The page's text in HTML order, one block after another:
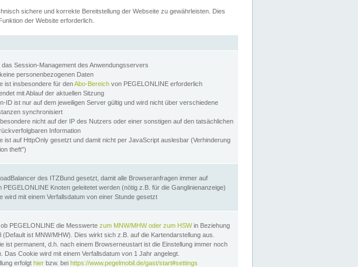
sichere und korrekte Bereitstellung der Webseite zu gewährleisten. Dies
der Website erforderlich.
das Session-Management des Anwendungsservers
personenbezogenen Daten
ist insbesondere für denAbo-Bereich von PEGELONLINE erforderlich
mit Ablauf der aktuellen Sitzung
ID ist nur auf dem jeweiligen Server gültig und wird nicht über verschiedene
synchronisiert
nicht auf der IP des Nutzers oder einer sonstigen auf den tatsächlichen
Information
ist auf HttpOnly gesetzt und damit nicht per JavaScript auslesbar (Verhinderung
theft")
des ITZBund gesetzt, damit alle Browseranfragen immer auf
PEGELONLINE Knoten geleitetet werden (nötig z.B. für die Ganglinienanzeige)
wird mit einem Verfallsdatum von einer Stunde gesetzt
PEGELONLINE die Messwerte zum MNW/MHW oder zum HSWin Beziehung
(Default ist MNW/MHW). Dies wirkt sich z.B. auf die Kartendarstellung aus.
ist permanent, d.h. nach einem Browserneustart ist die Einstellung immer noch
Das Cookie wird mit einem Verfallsdatum von 1 Jahr angelegt.
erfolgt hier bzw. bei https://www.pegelmobil.de/gast/start#settings